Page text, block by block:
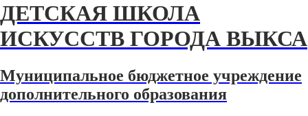
ДЕТСКАЯ ШКОЛА
ИСКУССТВ ГОРОДА ВЫКСА
Муниципальное бюджетное учреждение
дополнительного образования